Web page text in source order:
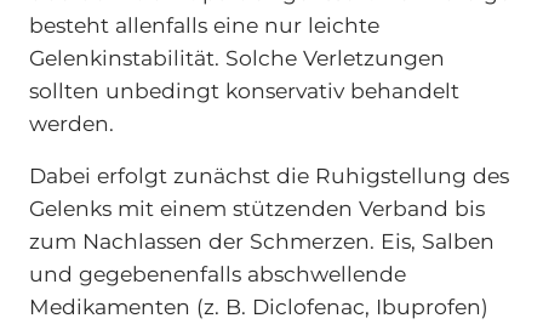
besteht allenfalls eine nur leichte
Gelenkinstabilität. Solche Verletzungen
sollten unbedingt konservativ behandelt
werden.
Dabei erfolgt zunächst die Ruhigstellung des
Gelenks mit einem stützenden Verband bis
zum Nachlassen der Schmerzen. Eis, Salben
und gegebenenfalls abschwellende
Medikamenten (z. B. Diclofenac, Ibuprofen)